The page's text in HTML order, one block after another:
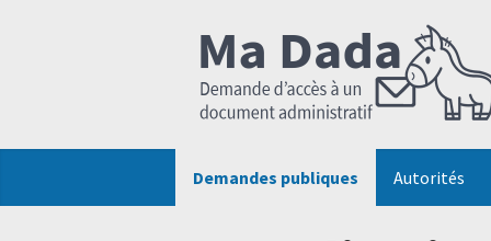
Demandes publiques Autorités